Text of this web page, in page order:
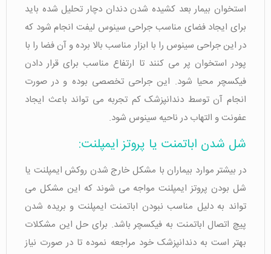
استخوان بیمار بعد کشیده شدن دندان دچار تحلیل شده باید
برای ایجاد فضای مناسب جراحی سینوس لیفت انجام شود که
در این جراحی سینوس را با ابزار مناسب بالا برده و آن فضا را با
پودر استخوان پر می کنند تا ارتفاع مناسب برای قرار دادن
فیکسچر محیا شود. این جراحی تخصصی بوده و در صورت
انجام آن توسط دندانپزشک کم تجربه می تواند باعث ایجاد
عفونت و التهاب در ناحیه سینوس شود.
شل شدن اباتمنت یا پروتز ایمپلنت:
در بیشتر موارد بیماران با مشکل خارج شدن روکش ایمپلنت یا
شل بودن پروتز ایمپلنت مواجه می شوند که این مشکل می
تواند به دلیل مناسب نبودن اباتمنت ایمپلنت و بریده شدن
پیچ اتصال اباتمنت به فیکسچر باشد. برای حل این مشکلات
بهتر است به دندانپزشک خود مراجعه نموده تا در صورت نیاز